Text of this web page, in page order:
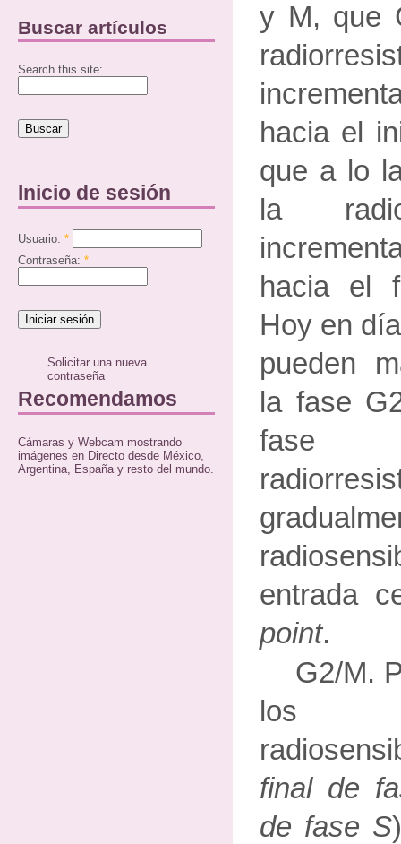
Buscar artículos
Search this site:
Inicio de sesión
Usuario: *
Contraseña: *
Solicitar una nueva
contraseña
Recomendamos
Cámaras y Webcam mostrando
imágenes en Directo desde México,
Argentina, España y resto del mundo.
y M, que
hacia el
que a lo
la
hacia el
Hoy en
pueden
la fase
fase
entrada
point.
G2/M.
los
final de
de fase S